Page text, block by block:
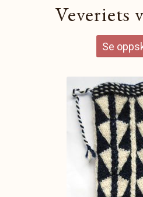
Veveriets
Se